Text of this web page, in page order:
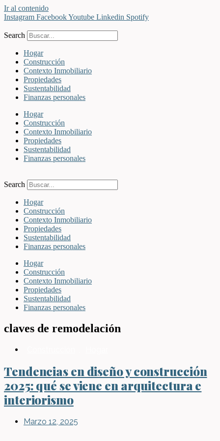
Ir al contenido
Instagram FacebookYoutube Linkedin Spotify
Search
Hogar
Construcción
Contexto Inmobiliario
Propiedades
Sustentabilidad
Finanzas personales
Hogar
Construcción
Contexto Inmobiliario
Propiedades
Sustentabilidad
Finanzas personales
Search
Hogar
Construcción
Contexto Inmobiliario
Propiedades
Sustentabilidad
Finanzas personales
Hogar
Construcción
Contexto Inmobiliario
Propiedades
Sustentabilidad
Finanzas personales
claves de remodelación
Tendencias en diseño y construcción
2025: qué se viene en arquitectura e
interiorismo
Marzo 12, 2025